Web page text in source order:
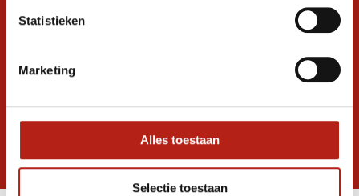
Statistieken
Marketing
Alles toestaan
Selectie toestaan
Ontvang de nieuwste aanbiedingen en
Inschrijven voor
* Lees hier de wettelijke beperkingen